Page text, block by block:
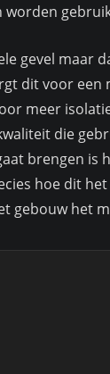
gevel maar
dit voor een
meer
die
brengen
hoe dit
gebouw het